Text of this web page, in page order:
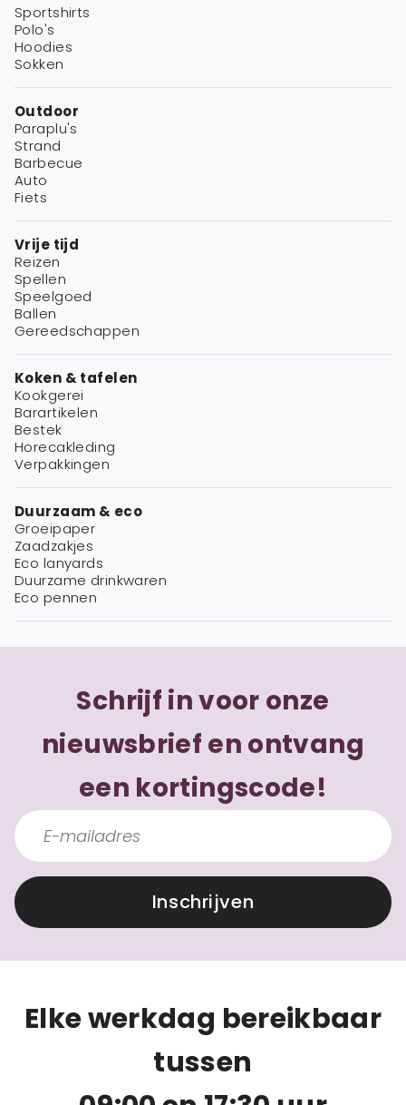
Sportshirts
Polo's
Hoodies
Sokken
Outdoor
Paraplu's
Strand
Barbecue
Auto
Fiets
Vrije tijd
Reizen
Spellen
Speelgoed
Ballen
Gereedschappen
Koken & tafelen
Kookgerei
Barartikelen
Bestek
Horecakleding
Verpakkingen
Duurzaam & eco
Groeipaper
Zaadzakjes
Eco lanyards
Duurzame drinkwaren
Eco pennen
Schrijf in voor onze
nieuwsbrief en ontvang
een kortingscode!
Inschrijven
Elke werkdag bereikbaar
tussen